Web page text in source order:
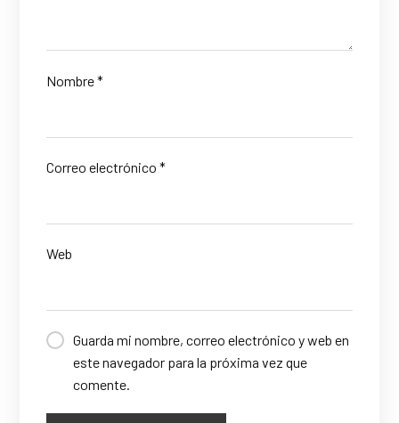
Nombre*
Correo electrónico*
Web
Guarda mi nombre, correo electrónico y web en
este navegador para la próxima vez que
comente.